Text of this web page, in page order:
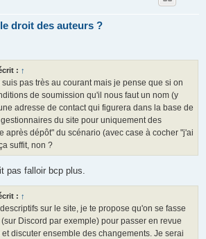
droit des auteurs ?
: ↑
suis pas très au courant mais je pense que si on
de soumission qu'il nous faut un nom (y
adresse de contact qui figurera dans la base de
du site pour uniquement des
après dépôt" du scénario (avec case à cocher "j'ai
suffit, non ?
pas falloir bcp plus.
: ↑
sur le site, je te propose qu'on se fasse
Discord par exemple) pour passer en revue
discuter ensemble des changements. Je serai